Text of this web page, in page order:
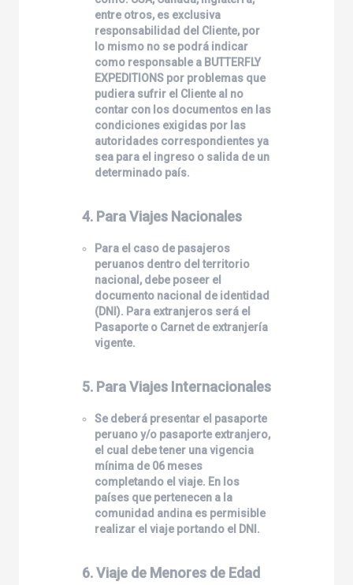
entre otros, es exclusiva
responsabilidad del Cliente, por
lo mismo no se podrá indicar
como responsable a BUTTERFLY
EXPEDITIONS por problemas que
pudiera sufrir el Cliente al no
contar con los documentos en las
condiciones exigidas por las
autoridades correspondientes ya
sea para el ingreso o salida de un
determinado país.
4. Para Viajes Nacionales
Para el caso de pasajeros
peruanos dentro del territorio
nacional, debe poseer el
documento nacional de identidad
(DNI). Para extranjeros será el
Pasaporte o Carnet de extranjería
vigente.
5. Para Viajes Internacionales
Se deberá presentar el pasaporte
peruano y/o pasaporte extranjero,
el cual debe tener una vigencia
mínima de 06 meses
completando el viaje. En los
países que pertenecen a la
comunidad andina es permisible
realizar el viaje portando el DNI.
6. Viaje de Menores de Edad